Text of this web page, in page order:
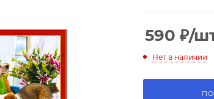
590 ₽/
Нет в наличии